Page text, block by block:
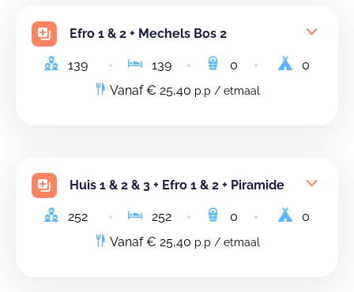
Efro 1 & 2 + Mechels Bos 2
139 139 0
0
Vanaf € 25,40 p.p / etmaal
Huis 1 & 2 & 3 + Efro 1 & 2 + Piramide
252 252 0
0
Vanaf € 25,40 p.p / etmaal